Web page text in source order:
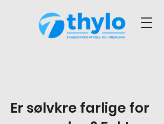
Er sølvkre farlige for